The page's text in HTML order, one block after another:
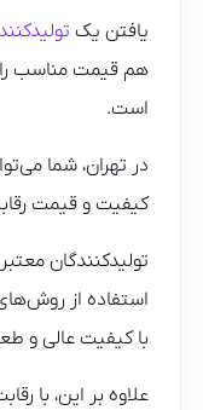
یافتن یک
هم قیمت مناسب را
است.
در تهران، شما
کیفیت و قیمت
تولیدکنندگان
استفاده از
با کیفیت عالی و
علاوه بر این، با